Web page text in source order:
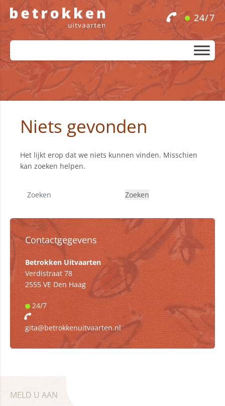
24/7
Niets gevonden
Het lijkt erop dat we niets kunnen vinden. Misschien
kan zoeken helpen.
Contactgegevens
Betrokken Uitvaarten
Verdistraat 78
2555 VE Den Haag
24/7
gita@betrokkenuitvaarten.nl
MELD U AAN